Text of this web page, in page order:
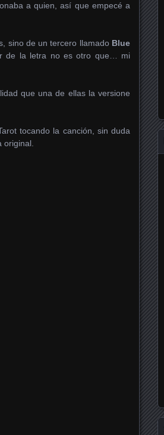
a quien, así que empecé a
sino de un tercero llamado Blue
de la letra no es otro que… mi
que una de ellas la versione
tocando la canción, sin duda